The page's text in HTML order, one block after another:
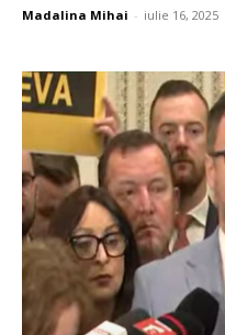
Madalina Mihai - iulie 16, 2025